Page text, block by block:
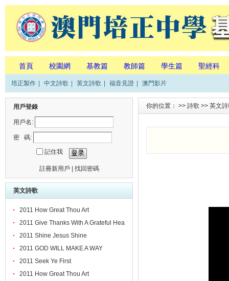
首頁 校園網 基教篇 教師篇 學生篇 聖經科
培正製作 中文詩歌 英文詩歌 福音見證 澳門影片
用戶登錄
用戶名:
密 碼:
記住我
註冊新用戶 找回密碼
英文詩歌
2011 How Great Thou Art
2011 Give Thanks With A Grateful Hea
rt
2011 Shine Jesus Shine
2011 GOD WILL MAKE A WAY
2011 Seek Ye First
2011 How Great Thou Art
你的位置： >> 詩歌 >> 英文